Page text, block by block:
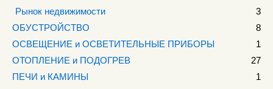
Рынок недвижимости
3
ОБУСТРОЙСТВО
8
ОСВЕЩЕНИЕ и ОСВЕТИТЕЛЬНЫЕ ПРИБОРЫ
1
ОТОПЛЕНИЕ и ПОДОГРЕВ
27
ПЕЧИ и КАМИНЫ
1